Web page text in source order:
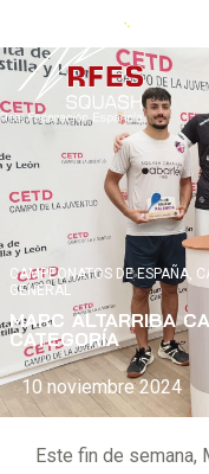
CAMPEONATOS DE ESPAÑA,
GENERAL
MARC ALTARRIBA
CATEGORÍA
10 noviembre 2024
Este fin de semana,